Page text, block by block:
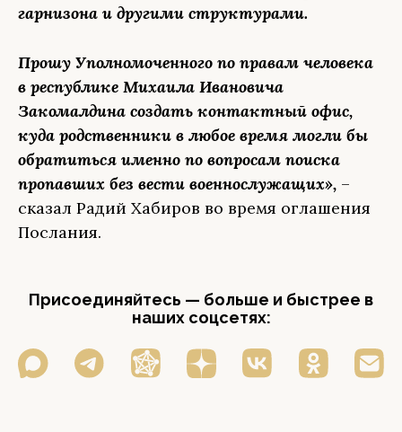
гарнизона и другими структурами.
Прошу Уполномоченного по правам человека
в республике Михаила Ивановича
Закомалдина создать контактный офис,
куда родственники в любое время могли бы
обратиться именно по вопросам поиска
пропавших без вести военнослужащих», –
сказал Радий Хабиров во время оглашения
Послания.
Присоединяйтесь — больше и быстрее в
наших соцсетях: